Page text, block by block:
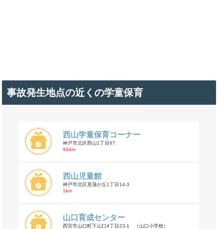
事故発生地点の近くの学童保育
西山学童保育コーナー
神戸市北区西山1丁目67
944m
西山児童館
神戸市北区菖蒲が丘1丁目14-3
1km
山口育成センター
西宮市山口町下山口4丁目23-1 （山口小学校）